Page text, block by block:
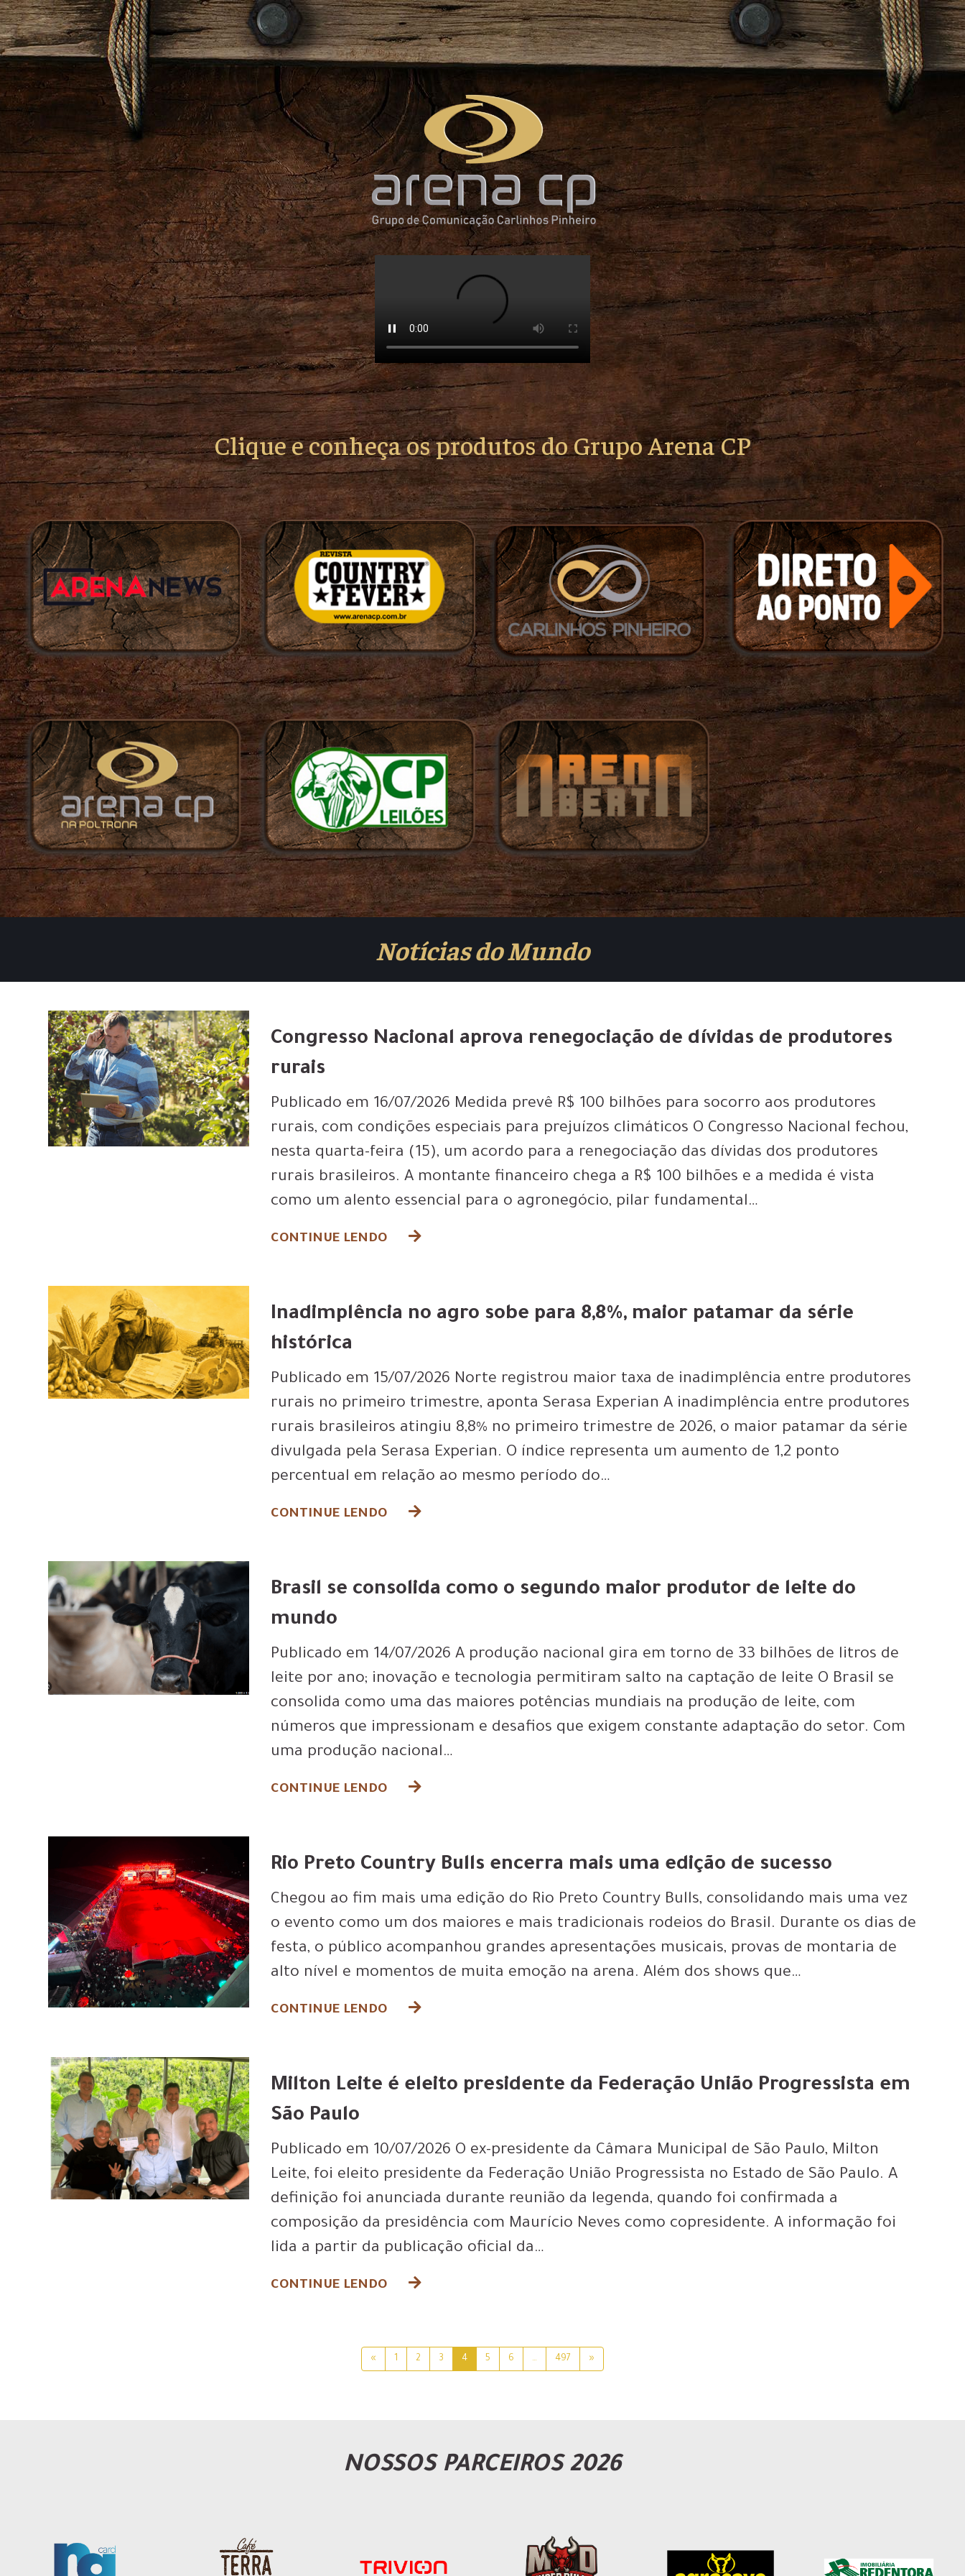
Clique e conheça os produtos do Grupo Arena CP
Notícias do Mundo
Congresso Nacional aprova renegociação de dívidas de produtores
rurais
Publicado em 16/07/2026 Medida prevê R$ 100 bilhões para socorro aos produtores
rurais, com condições especiais para prejuízos climáticos O Congresso Nacional fechou,
nesta quarta-feira (15), um acordo para a renegociação das dívidas dos produtores
rurais brasileiros. A montante financeiro chega a R$ 100 bilhões e a medida é vista
como um alento essencial para o agronegócio, pilar fundamental…
CONTINUE LENDO
Inadimplência no agro sobe para 8,8%, maior patamar da série
histórica
Publicado em 15/07/2026 Norte registrou maior taxa de inadimplência entre produtores
rurais no primeiro trimestre, aponta Serasa Experian A inadimplência entre produtores
rurais brasileiros atingiu 8,8% no primeiro trimestre de 2026, o maior patamar da série
divulgada pela Serasa Experian. O índice representa um aumento de 1,2 ponto
percentual em relação ao mesmo período do…
CONTINUE LENDO
Brasil se consolida como o segundo maior produtor de leite do
mundo
Publicado em 14/07/2026 A produção nacional gira em torno de 33 bilhões de litros de
leite por ano; inovação e tecnologia permitiram salto na captação de leite O Brasil se
consolida como uma das maiores potências mundiais na produção de leite, com
números que impressionam e desafios que exigem constante adaptação do setor. Com
uma produção nacional…
CONTINUE LENDO
Rio Preto Country Bulls encerra mais uma edição de sucesso
Chegou ao fim mais uma edição do Rio Preto Country Bulls, consolidando mais uma vez
o evento como um dos maiores e mais tradicionais rodeios do Brasil. Durante os dias de
festa, o público acompanhou grandes apresentações musicais, provas de montaria de
alto nível e momentos de muita emoção na arena. Além dos shows que…
CONTINUE LENDO
Milton Leite é eleito presidente da Federação União Progressista em
São Paulo
Publicado em 10/07/2026 O ex-presidente da Câmara Municipal de São Paulo, Milton
Leite, foi eleito presidente da Federação União Progressista no Estado de São Paulo. A
definição foi anunciada durante reunião da legenda, quando foi confirmada a
composição da presidência com Maurício Neves como copresidente. A informação foi
lida a partir da publicação oficial da…
CONTINUE LENDO
« 1 2 3 4 5 6 … 497 »
NOSSOS PARCEIROS 2026